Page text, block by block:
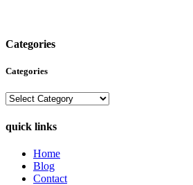
Categories
Categories
Categories
quick links
Home
Blog
Contact